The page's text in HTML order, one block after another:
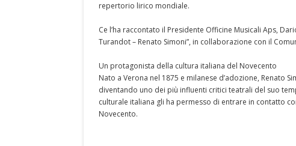
repertorio lirico mondiale.
Ce l’ha raccontato il Presidente Officine Musicali Aps,
Turandot – Renato Simoni”, in collaborazione con il
Un protagonista della cultura italiana del Novecento
Nato a Verona nel 1875 e milanese d’adozione, Renato
diventando uno dei più influenti critici teatrali del suo
culturale italiana gli ha permesso di entrare in contatto
Novecento.